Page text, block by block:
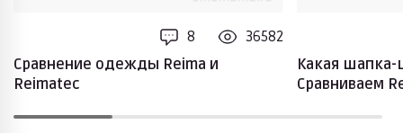
8
36582
Сравнение одежды Reima и
Reimatec
Какая
Сравниваем